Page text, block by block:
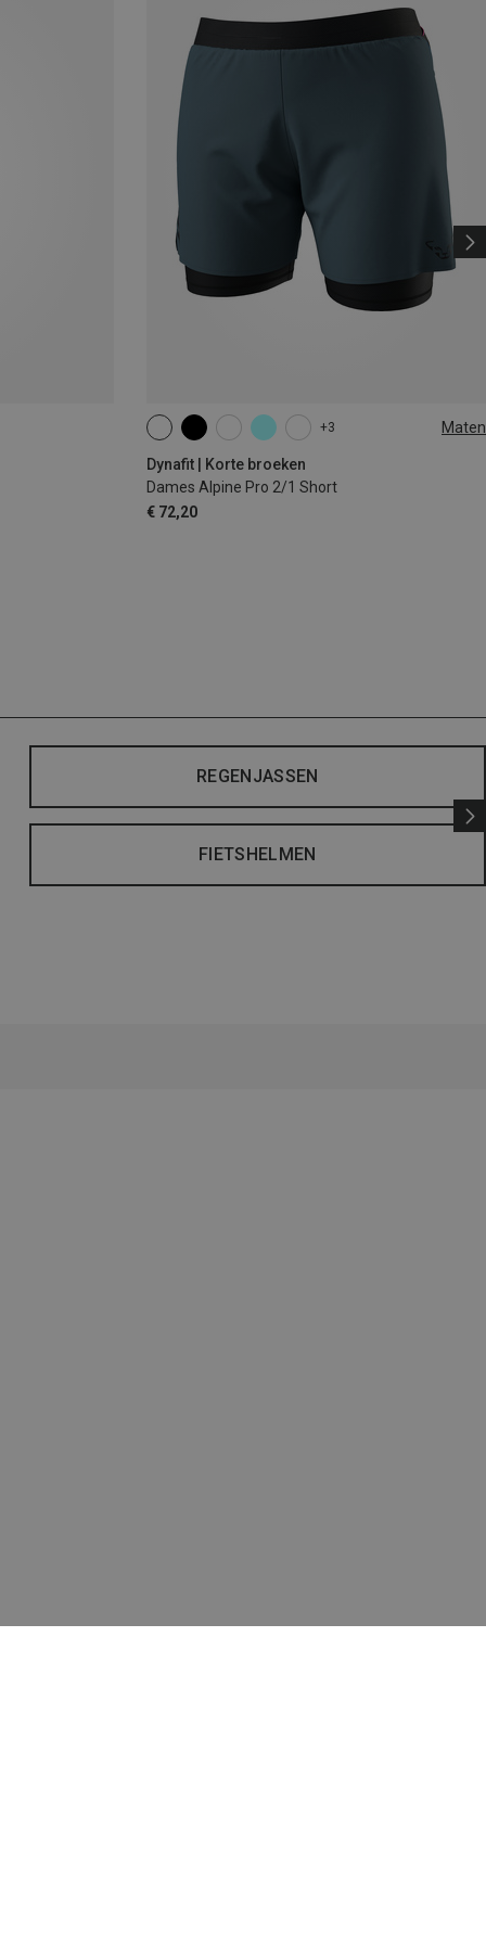
+3 Maten
Dynafit | Korte broeken
Dames Alpine Pro 2/1 Short
€ 72,20
XS S M XL
REGENJASSEN
FIETSHELMEN